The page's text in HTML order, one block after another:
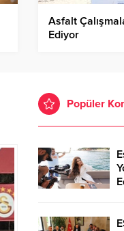
Asfalt
Ediyor
Popüler